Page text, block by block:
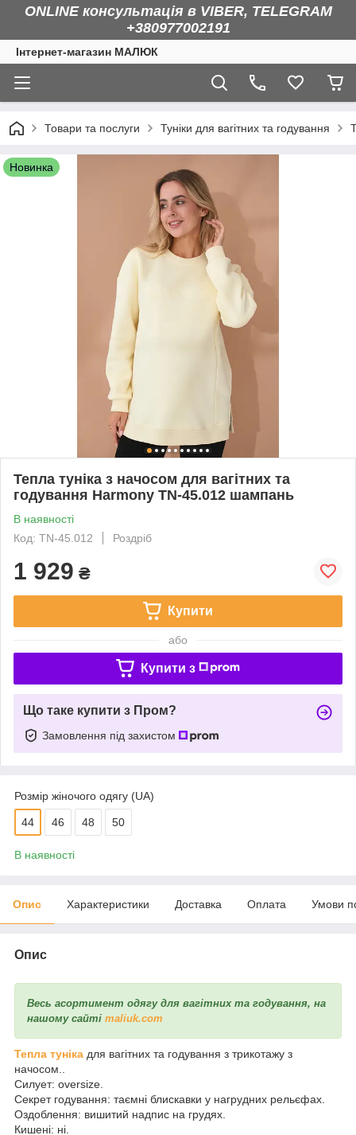
ONLINE консультація в VIBER, TELEGRAM
+380977002191
Інтернет-магазин МАЛЮК
Товари та послуги Туніки для вагітних та годування
Новинка
Тепла туніка з начосом для вагітних та
годування Harmony TN-45.012 шампань
В наявності
Код: TN-45.012
Роздріб
1 929 ₴
Купити
або
Купити з
Що таке купити з Пром?
Замовлення під захистом
Розмір жіночого одягу (UA)
44 46 48 50
В наявності
Опис Характеристики Доставка Оплата Умови
Опис
Весь асортимент одягу для вагітних та годування, на
нашому сайті maliuk.com
Тепла туніка для вагітних та годування з трикотажу з
начосом..
Силует: oversize.
Секрет годування: таємні блискавки у нагрудних рельєфах.
Оздоблення: вишитий надпис на грудях.
Кишені: ні.